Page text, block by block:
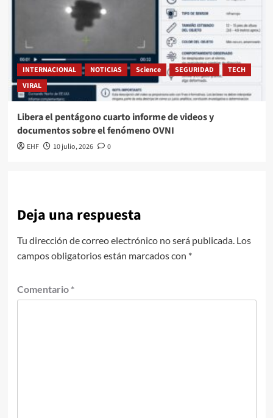
INTERNACIONAL NOTICIAS Science SEGURIDAD
TECH
VIRAL
Libera el pentágono cuarto informe de videos y
documentos sobre el fenómeno OVNI
EHF 10 julio, 2026 0
Deja una respuesta
Tu dirección de correo electrónico no será publicada. Los
campos obligatorios están marcados con *
Comentario *